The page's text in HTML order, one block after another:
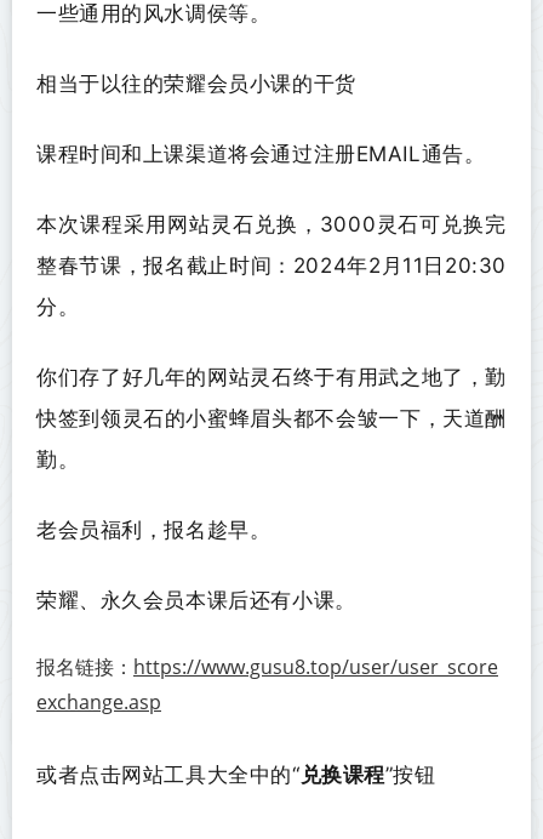
一些通用的风水调侯等。
相当于以往的荣耀会员小课的干货
课程时间和上课渠道将会通过注册EMAIL通告。
本次课程采用网站灵石兑换，3000灵石可兑换完
整春节课，报名截止时间：2024年2月11日20:30
分。
你们存了好几年的网站灵石终于有用武之地了，勤
快签到领灵石的小蜜蜂眉头都不会皱一下，天道酬
勤。
老会员福利，报名趁早。
荣耀、永久会员本课后还有小课。
报名链接： https://www.gusu8.top/user/user_score
exchange.asp
或者点击网站工具大全中的“兑换课程”按钮